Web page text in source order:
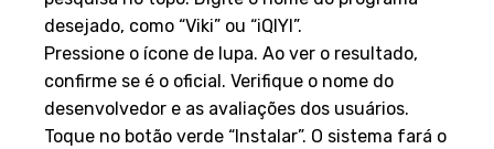
desejado, como “Viki” ou “iQIYI”.
Pressione o ícone de lupa. Ao ver o resultado,
confirme se é o oficial. Verifique o nome do
desenvolvedor e as avaliações dos usuários.
Toque no botão verde “Instalar”. O sistema fará o